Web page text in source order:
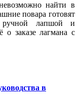
найти в
повара готовят
лапшой и
о заказе лагмана с
в